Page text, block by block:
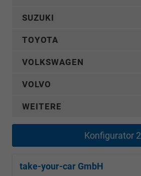
SUZUKI
TOYOTA
VOLKSWAGEN
VOLVO
WEITERE
Konfigurator 2
take-your-car GmbH